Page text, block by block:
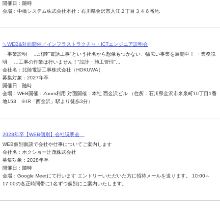
開催日：随時
会場：中橋システム株式会社本社：石川県金沢市入江２丁目３４６番地
＼WEB&対面開催／インフラストラクチャ・ICTエンジニア説明会
・事業説明 …北陸"電話工事"という社名から想像もつかない、幅広い事業を展開中！ ・業務説
明 …工事の作業は行いません！"設計・施工管理"...
会社名：北陸電話工事株式会社（HOKUWA）
募集対象：2027年卒
開催日：随時
会場：WEB開催：Zoom利用 対面開催：本社 西金沢ビル （住所：石川県金沢市米泉町10丁目1番
地153 ※IR「西金沢」駅より徒歩3分）
2028年卒【WEB個別】会社説明会
WEB個別面談で会社や仕事についてご案内します
会社名：ホクショー辻茂株式会社
募集対象：2028年卒
開催日：随時
会場：Google Meetにて行います エントリーいただいた方に招待メールを送ります。 10:00～
17:00の各正時間帯に1名ずつ個別にご案内いたします。